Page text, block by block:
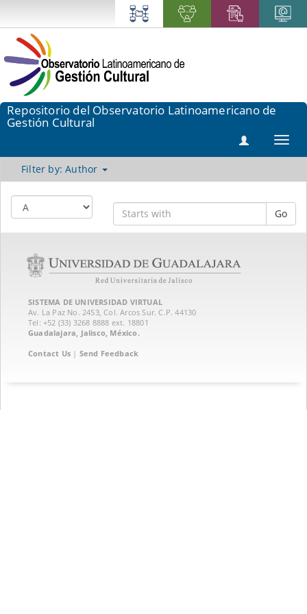
Repositorio del Observatorio Latinoamericano de
Gestión Cultural
Filter by: Author
Go
SISTEMA DE UNIVERSIDAD VIRTUAL
Av. La Paz No. 2453, Col. Arcos Sur. C.P. 44130
Tel: +52 (33) 3268 8888‏ ext. 18801
Guadalajara, Jalisco, México.
Contact Us | Send Feedback